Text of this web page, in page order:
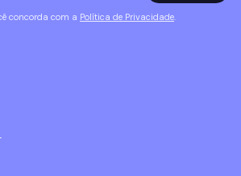
concorda com a Política de Privacidade